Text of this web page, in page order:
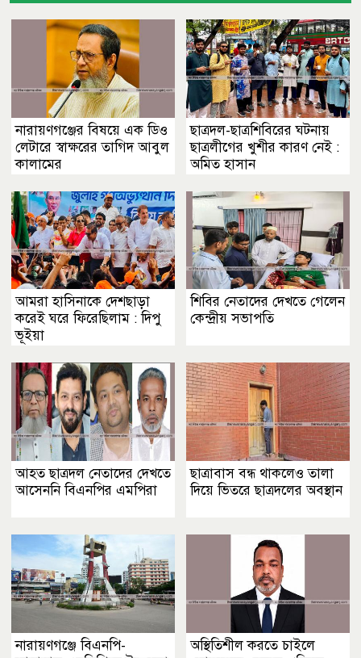
নারায়ণগঞ্জের বিষয়ে এক ডিও
লেটারে স্বাক্ষরের তাগিদ আবুল
কালামের
ছাত্রদল-ছাত্রশিবিরের ঘটনায়
ছাত্রলীগের খুশীর কারণ নেই :
অমিত হাসান
আমরা হাসিনাকে দেশছাড়া
করেই ঘরে ফিরেছিলাম : দিপু
ভূইয়া
শিবির নেতাদের দেখতে গেলেন
কেন্দ্রীয় সভাপতি
আহত ছাত্রদল নেতাদের দেখতে
আসেননি বিএনপির এমপিরা
ছাত্রাবাস বন্ধ থাকলেও তালা
দিয়ে ভিতরে ছাত্রদলের অবস্থান
নারায়ণগঞ্জে বিএনপি-
অস্থিতিশীল করতে চাইলে